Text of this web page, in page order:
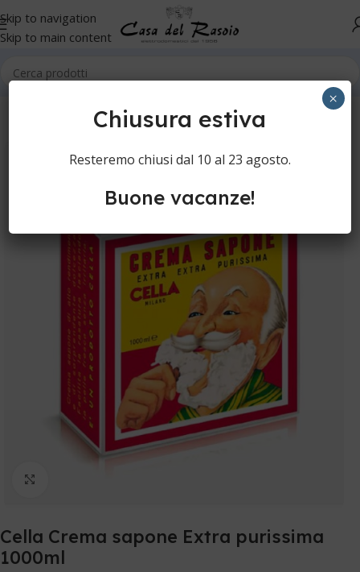
Skip to navigation
Skip to main content
Schiume e saponi
Cella Crema sapone Extra purissima
1000ml
Chiusura estiva
Resteremo chiusi dal 10 al 23 agosto.
Buone vacanze!
×